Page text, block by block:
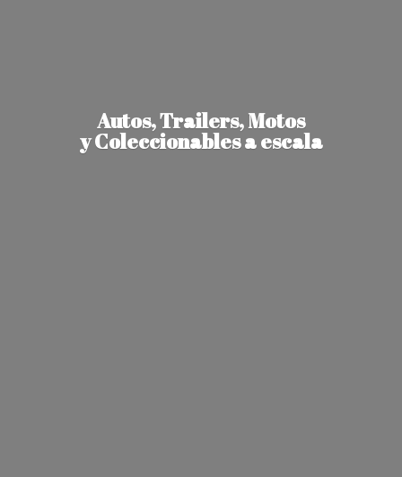
Autos, Trailers, Motos
y Coleccionablesa escala